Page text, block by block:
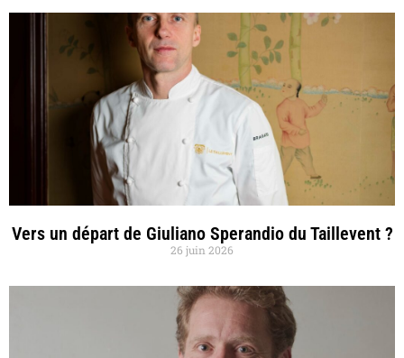
Vers un départ de Giuliano Sperandio du Taillevent ?
26 juin 2026